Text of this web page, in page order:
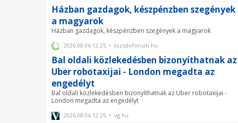
Házban gazdagok, készpénzben szegények
a magyarok
Házban gazdagok, készpénzben szegények a magyarok
2026.08.06 12:25 • tozsdeforum.hu
Bal oldali közlekedésben bizonyíthatnak az
Uber robotaxijai - London megadta az
engedélyt
Bal oldali közlekedésben bizonyíthatnak az Uber robotaxijai -
London megadta az engedélyt
2026.08.06 12:25 • vg.hu